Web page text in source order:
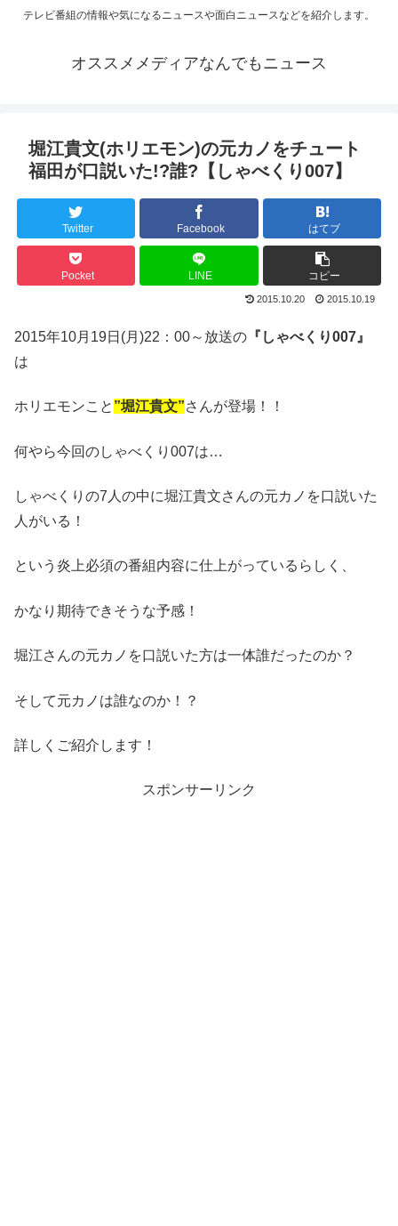
テレビ番組の情報や気になるニュースや面白ニュースなどを紹介します。
オススメメディアなんでもニュース
堀江貴文(ホリエモン)の元カノをチュート
福田が口説いた!?誰?【しゃべくり007】
Twitter Facebook はてブ
Pocket LINE コピー
2015.10.20 2015.10.19
2015年10月19日(月)22：00～放送の 『しゃべくり007』
は
ホリエモンこと ”堀江貴文”さんが登場！！
何やら今回のしゃべくり007は…
しゃべくりの7人の中に堀江貴文さんの元カノを口説いた
人がいる！
という炎上必須の番組内容に仕上がっているらしく、
かなり期待できそうな予感！
堀江さんの元カノを口説いた方は一体誰だったのか？
そして元カノは誰なのか！？
詳しくご紹介します！
スポンサーリンク